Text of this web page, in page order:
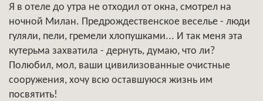
Я в отеле до утра не отходил от окна, смотрел на
ночной Милан. Предрождественское веселье - люди
гуляли, пели, гремели хлопушками... И так меня эта
кутерьма захватила - дернуть, думаю, что ли?
Полюбил, мол, ваши цивилизованные очистные
сооружения, хочу всю оставшуюся жизнь им
посвятить!